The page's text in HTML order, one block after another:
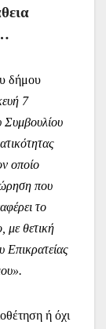
δήμου
7
Συμβουλίου
οποίο
που
το
με θετική
Επικρατείας
ή όχι